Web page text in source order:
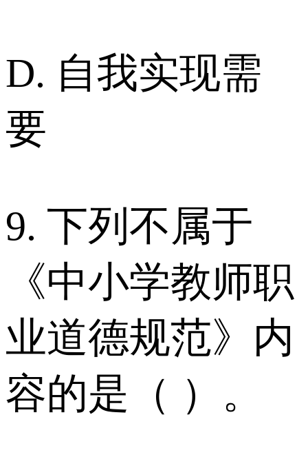
D. 自我实现需
要
9. 下列不属于
《中小学教师职
业道德规范》内
容的是（ ）。